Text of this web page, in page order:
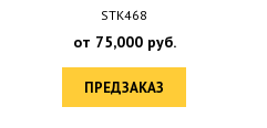
STK468
от 75,000руб.
ПРЕДЗАКАЗ